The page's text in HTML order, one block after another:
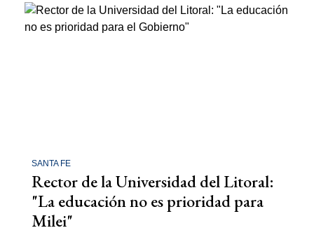
SANTA FE
Rector de la Universidad del Litoral:
"La educación no es prioridad para
Milei"